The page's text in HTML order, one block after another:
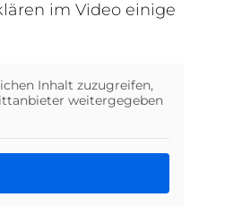
im Video einige
Inhalt zuzugreifen,
weitergegeben